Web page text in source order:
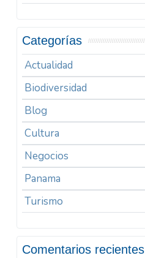
Categorías
Actualidad
Biodiversidad
Blog
Cultura
Negocios
Panama
Turismo
Comentarios recientes